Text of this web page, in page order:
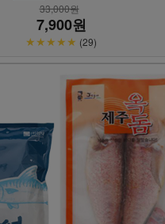
33,000원
7,900원
★★★★★ (29)